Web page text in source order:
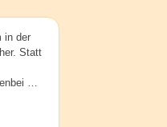
in der
Statt
…